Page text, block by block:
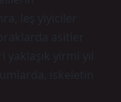
leş yiyiciler
asitler
yirmi yıl
iskeletin